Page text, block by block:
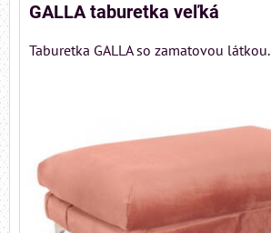
GALLA taburetka veľká
Taburetka GALLA so zamatovou látkou.